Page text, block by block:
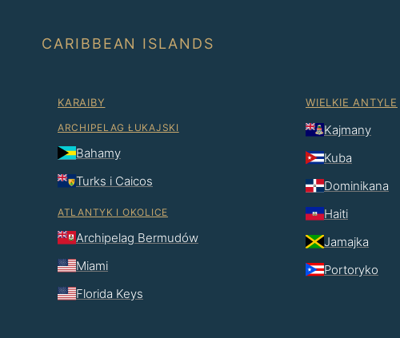
CARIBBEAN ISLANDS
KARAIBY
ARCHIPELAG ŁUKAJSKI
Bahamy
Turks i Caicos
ATLANTYK I OKOLICE
Archipelag Bermudów
Miami
Florida Keys
WIELKIE ANTYLE
Kajmany
Kuba
Dominikana
Haiti
Jamajka
Portoryko